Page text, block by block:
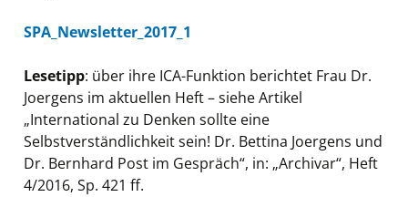
SPA_Newsletter_2017_1
Lesetipp: über ihre ICA-Funktion berichtet Frau Dr.
Joergens im aktuellen Heft – siehe Artikel
„International zu Denken sollte eine
Selbstverständlichkeit sein! Dr. Bettina Joergens und
Dr. Bernhard Post im Gespräch“, in: „Archivar“, Heft
4/2016, Sp. 421 ff.